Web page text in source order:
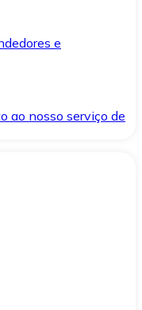
e
ao nosso serviço de